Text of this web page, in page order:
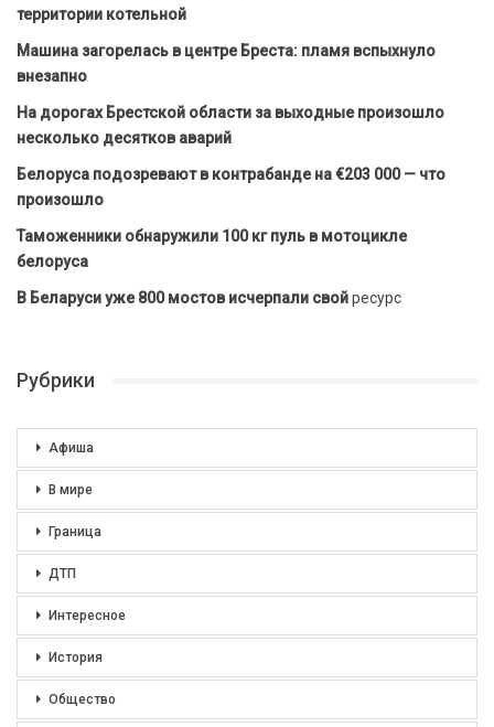
территории котельной
Машина загорелась в центре Бреста: пламя вспыхнуло
внезапно
На дорогах Брестской области за выходные произошло
несколько десятков аварий
Белоруса подозревают в контрабанде на €203 000 — что
произошло
Таможенники обнаружили 100 кг пуль в мотоцикле
белоруса
В Беларуси уже 800 мостов исчерпали свойресурс
Рубрики
Афиша
В мире
Граница
ДТП
Интересное
История
Общество